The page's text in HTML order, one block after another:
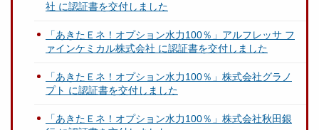
社 に認証書を交付しました
「あきたＥネ！オプション水力100％」アルフレッサ フ
ァインケミカル株式会社 に認証書を交付しました
「あきたＥネ！オプション水力100％」株式会社グラノ
プト に認証書を交付しました
「あきたＥネ！オプション水力100％」株式会社秋田銀